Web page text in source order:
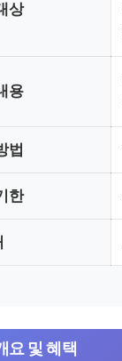
상
용
법
한
요 및 혜택